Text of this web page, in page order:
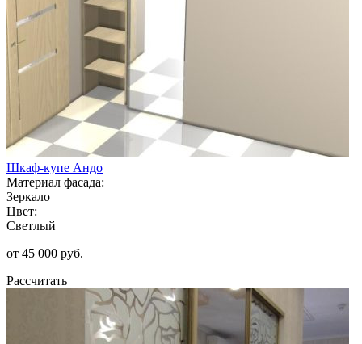
Шкаф-купе Андо
Материал фасада:
Зеркало
Цвет:
Светлый
от 45 000 руб.
Рассчитать